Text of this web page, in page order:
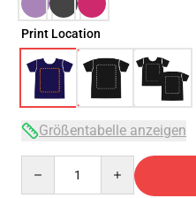
Print Location
Größentabelle anzeigen